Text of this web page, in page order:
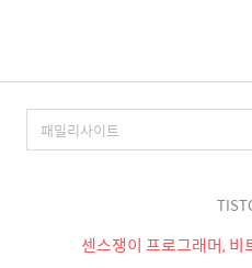
센스쟁이 프로그래머, 비